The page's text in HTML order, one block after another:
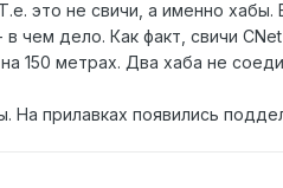
это не свичи, а именно
в чем дело. Как факт, свичи
150 метрах. Два хаба не
На прилавках появились